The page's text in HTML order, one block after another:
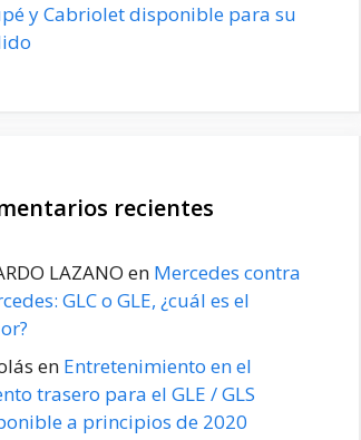
y Cabriolet disponible para su
recientes
LAZANO en Mercedes contra
GLC o GLE, ¿cuál es el
en Entretenimiento en el
trasero para el GLE / GLS
a principios de 2020